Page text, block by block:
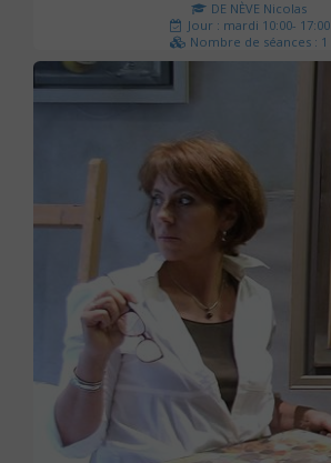
DE NÈVE Nicolas
Jour : mardi 10:00- 17:00
Nombre de séances : 1
50 €